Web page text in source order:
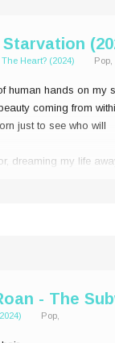
Starvation
Heart? (2024) Pop,
human hands on my
coming from
just to see who will
dreaming my life
- The
Pop,